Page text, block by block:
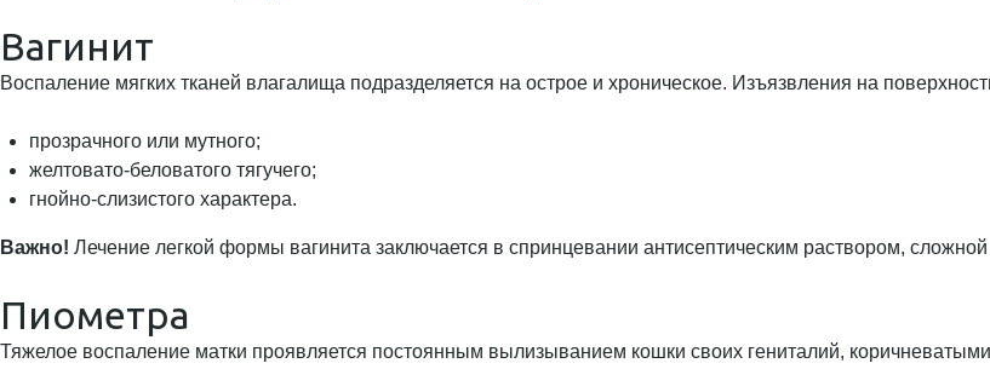
Вагинит
Воспаление мягких тканей влагалища подразделяется на острое и хроническое. Изъязвления на
прозрачного или мутного;
желтовато-беловатого тягучего;
гнойно-слизистого характера.
Важно! Лечение легкой формы вагинита заключается в спринцевании антисептическим раствором,
Пиометра
Тяжелое воспаление матки проявляется постоянным вылизыванием кошки своих гениталий,